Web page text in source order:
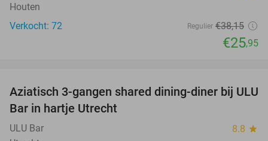
Houten
Verkocht: 72
Regulier €38,15
€25,95
34%
Aziatisch 3-gangen shared dining-diner bij ULU
Bar in hartje Utrecht
ULU Bar 8.8 star